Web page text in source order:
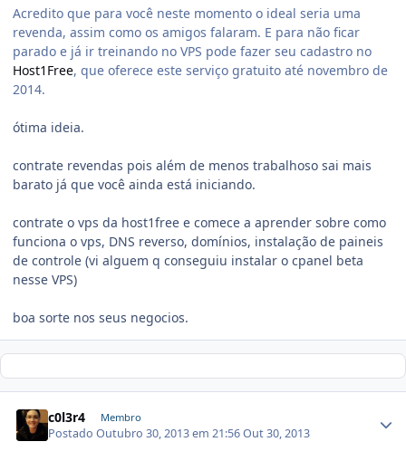
Acredito que para você neste momento o ideal seria uma
revenda, assim como os amigos falaram. E para não ficar
parado e já ir treinando no VPS pode fazer seu cadastro no
Host1Free, que oferece este serviço gratuito até novembro de
2014.
ótima ideia.
contrate revendas pois além de menos trabalhoso sai mais
barato já que você ainda está iniciando.
contrate o vps da host1free e comece a aprender sobre como
funciona o vps, DNS reverso, domínios, instalação de paineis
de controle (vi alguem q conseguiu instalar o cpanel beta
nesse VPS)
boa sorte nos seus negocios.
c0l3r4 Membro
PostadoOutubro 30, 2013 em 21:56Out 30, 2013